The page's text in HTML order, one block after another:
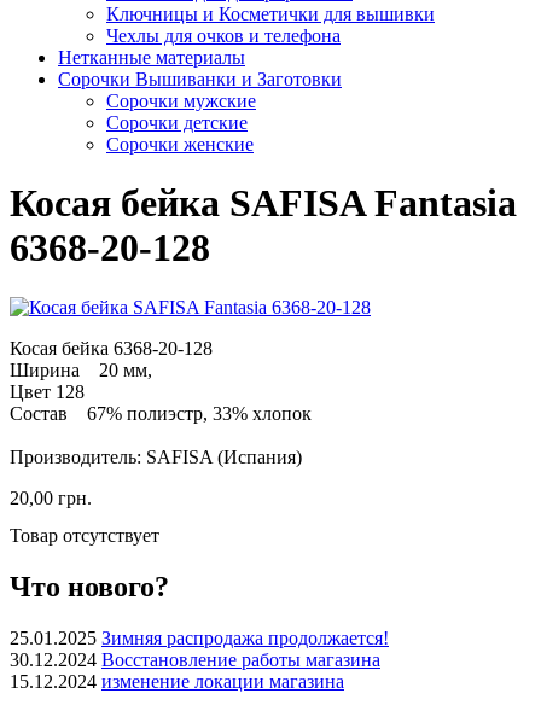
Ключницы и Косметички для вышивки
Чехлы для очков и телефона
Нетканные материалы
Сорочки Вышиванки и Заготовки
Cорочки мужские
Сорочки детские
Сорочки женские
Косая бейка SAFISA Fantasia
6368-20-128
Косая бейка 6368-20-128
Ширина 20 мм,
Цвет 128
Состав 67% полиэстр, 33% хлопок
Производитель: SAFISA (Испания)
20,00 грн.
Товар отсутствует
Что нового?
25.01.2025 Зимняя распродажа продолжается!
30.12.2024 Восстановление работы магазина
15.12.2024 изменение локации магазина